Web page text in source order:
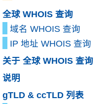
全球 WHOIS 查询
域名 WHOIS 查询
IP 地址 WHOIS 查询
关于 全球 WHOIS 查询
说明
gTLD & ccTLD 列表